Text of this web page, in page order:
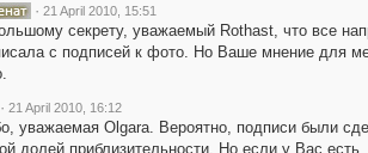
· 21 April 2010, 15:51
секрету, уважаемый Rothast, что все
с подписей к фото. Но Ваше мнение для
· 21 April 2010, 16:12
уважаемая Olgara. Вероятно, подписи были
долей приблизительности. Но если у Вас есть